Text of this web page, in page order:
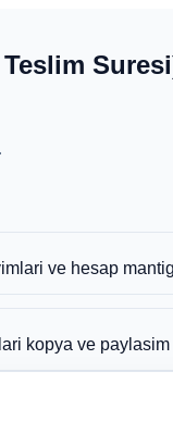
ve hesap
kopya ve